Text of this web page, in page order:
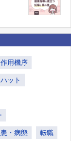
用機序
ット
・病態 転職